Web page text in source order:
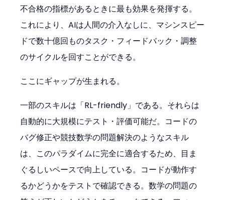
不合格の指標があるときに最も効果を発揮する。
これにより、AIは人間の介入なしに、マシンスピー
ドで数十億回ものタスク・フィードバック・調整
のサイクルを回すことができる。
ここにギャップが生まれる。
一部のスキルは「RL-friendly」である。それらは
自動的に大規模にテスト・評価可能だ。コードの
バグ修正や競技数学の問題解決のようなスキル
は、このパラダイムに完全に適合するため、目ま
ぐるしいペースで向上している。コードが動作す
るかどうかをテストで確認できる。数学の問題の